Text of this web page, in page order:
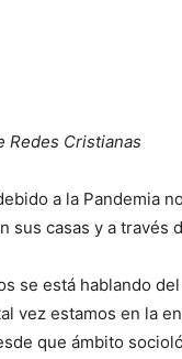
Redes Cristianas
a la Pandemia
sus casas y a través
se está hablando
vez estamos en la
que ámbito